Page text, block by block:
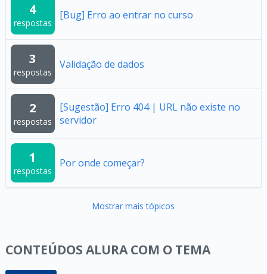
4
respostas
[Bug] Erro ao entrar no curso
3
respostas
Validação de dados
2
respostas
[Sugestão] Erro 404 | URL não existe no
servidor
1
respostas
Por onde começar?
Mostrar mais tópicos
CONTEÚDOS ALURA COM O TEMA